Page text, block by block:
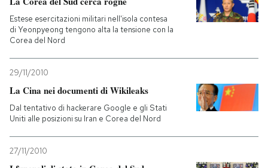
Estese esercitazioni militari nell'isola contesa
di Yeonpyeong tengono alta la tensione con la
Corea del Nord
29/11/2010
La Cina nei documenti di Wikileaks
Dal tentativo di hackerare Google e gli Stati
Uniti alle posizioni su Iran e Corea del Nord
27/11/2010